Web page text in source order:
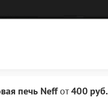
печь Neffот400 руб.